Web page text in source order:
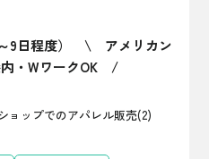
～9日程度） \ アメリカン
内・WワークOK /
ョップでのアパレル販売(2)